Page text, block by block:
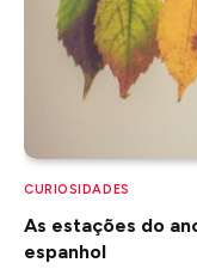
CURIOSIDADES
As estações do
espanhol